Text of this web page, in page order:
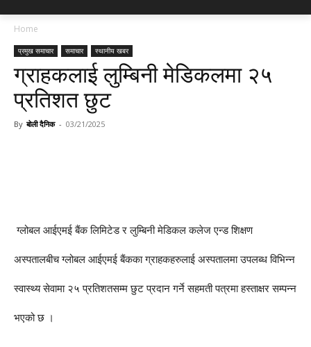
Home
प्रमुख समाचार समाचार स्थानीय खबर
ग्राहकलाई लुम्बिनी मेडिकलमा २५
प्रतिशत छुट
By बोली दैनिक - 03/21/2025
ग्लोबल आईएमई बैंक लिमिटेड र लुम्बिनी मेडिकल कलेज एन्ड शिक्षण
अस्पतालबीच ग्लोबल आईएमई बैंकका ग्राहकहरुलाई अस्पतालमा उपलब्ध विभिन्न
स्वास्थ्य सेवामा २५ प्रतिशतसम्म छुट प्रदान गर्ने सहमती पत्रमा हस्ताक्षर सम्पन्न
भएको छ ।